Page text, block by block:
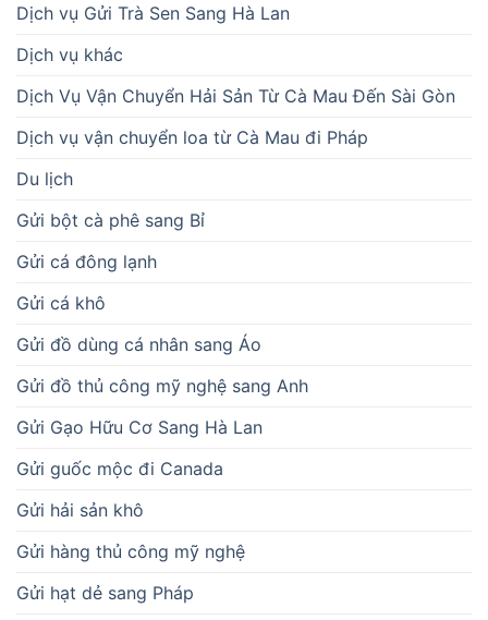
Dịch vụ Gửi Trà Sen Sang Hà Lan
Dịch vụ khác
Dịch Vụ Vận Chuyển Hải Sản Từ Cà Mau Đến Sài Gòn
Dịch vụ vận chuyển loa từ Cà Mau đi Pháp
Du lịch
Gửi bột cà phê sang Bỉ
Gửi cá đông lạnh
Gửi cá khô
Gửi đồ dùng cá nhân sang Áo
Gửi đồ thủ công mỹ nghệ sang Anh
Gửi Gạo Hữu Cơ Sang Hà Lan
Gửi guốc mộc đi Canada
Gửi hải sản khô
Gửi hàng thủ công mỹ nghệ
Gửi hạt dẻ sang Pháp